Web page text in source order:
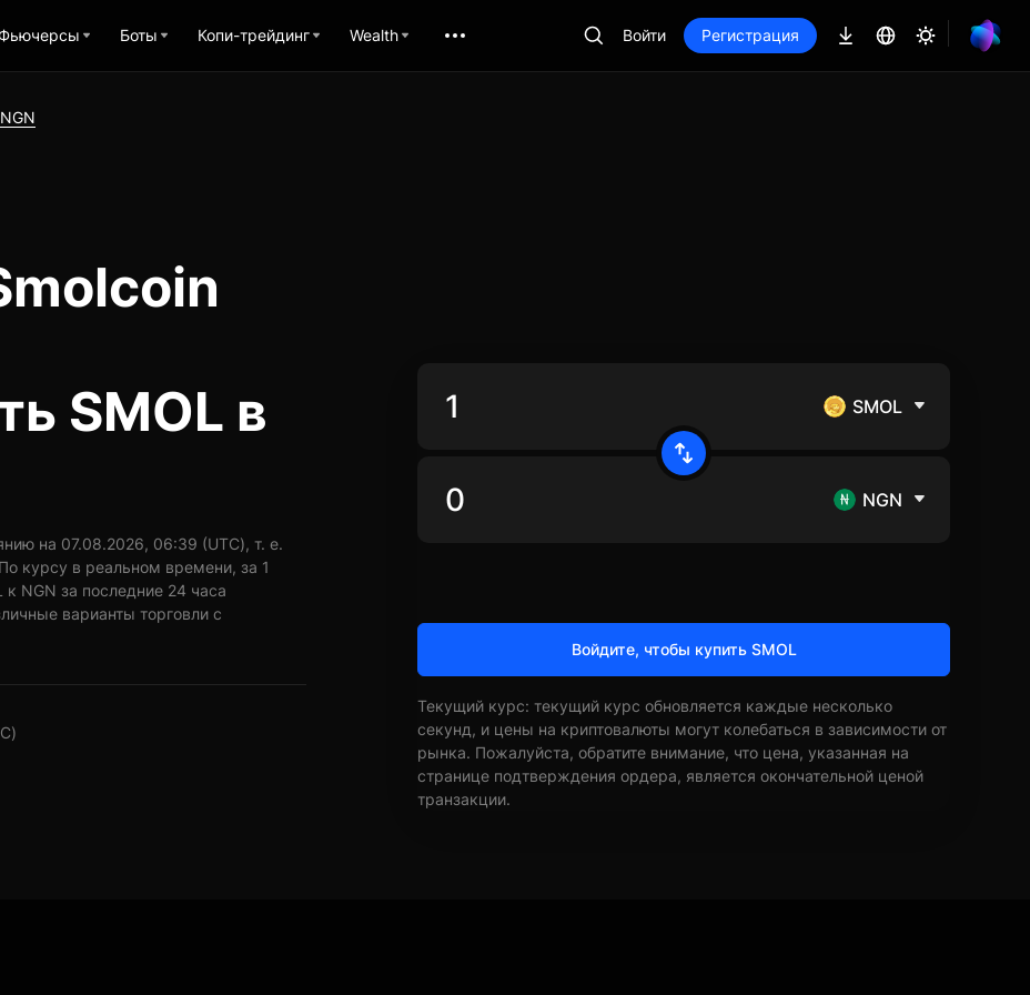
Боты Копи-трейдинг Wealth Войти Регистрация
SMOL в
на 07.08.2026, 06:39 (UTC), т. е.
курсу в реальном времени, за 1
NGN за последние 24 часа
варианты торговли с
SMOL
NGN
Войдите, чтобы купить SMOL
Текущий курс: текущий курс обновляется каждые несколько
секунд, и цены на криптовалюты могут колебаться в зависимости от
рынка. Пожалуйста, обратите внимание, что цена, указанная на
странице подтверждения ордера, является окончательной ценой
транзакции.